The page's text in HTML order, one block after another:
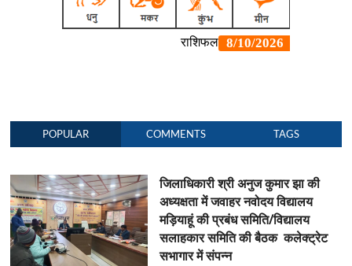
POPULAR COMMENTS TAGS
जिलाधिकारी श्री अनुज कुमार झा की
अध्यक्षता में जवाहर नवोदय विद्यालय
मड़ियाहूं की प्रबंध समिति/विद्यालय
सलाहकार समिति की बैठक कलेक्ट्रेट
सभागार में संपन्न